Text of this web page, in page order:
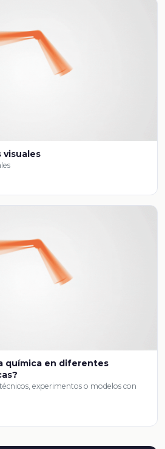
visuales
química en diferentes
experimentos o modelos con